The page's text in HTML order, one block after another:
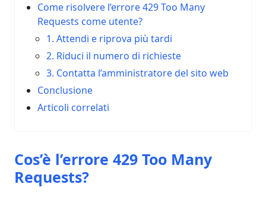
Come risolvere l’errore 429 Too Many
Requests come utente?
1. Attendi e riprova più tardi
2. Riduci il numero di richieste
3. Contatta l’amministratore del sito web
Conclusione
Articoli correlati
Cos’è l’errore 429 Too Many
Requests?